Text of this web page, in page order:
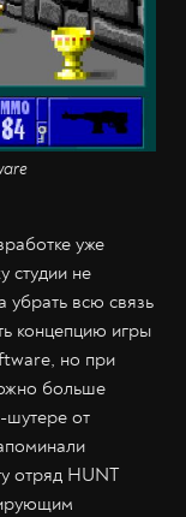
уже
студии не
убрать всю связь
концепцию игры
но при
больше
от
отряд HUNT